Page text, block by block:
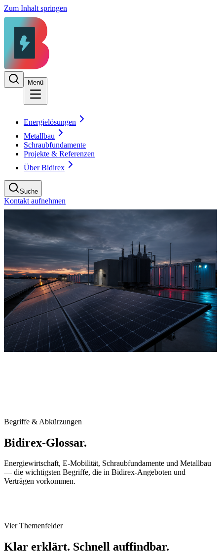
Zum Inhalt springen
Menü
Energielösungen
Metallbau
Schraubfundamente
Projekte & Referenzen
Über Bidirex
Suche
Kontakt aufnehmen
Begriffe & Abkürzungen
Bidirex-Glossar.
Energiewirtschaft, E-Mobilität, Schraubfundamente und Metallbau
— die wichtigsten Begriffe, die in Bidirex-Angeboten und
Verträgen vorkommen.
Vier Themenfelder
Klar erklärt. Schnell auffindbar.